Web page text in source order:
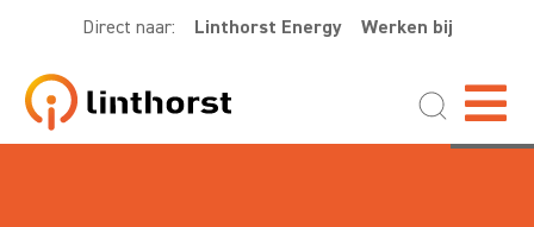
Direct naar: Linthorst Energy Werken bij